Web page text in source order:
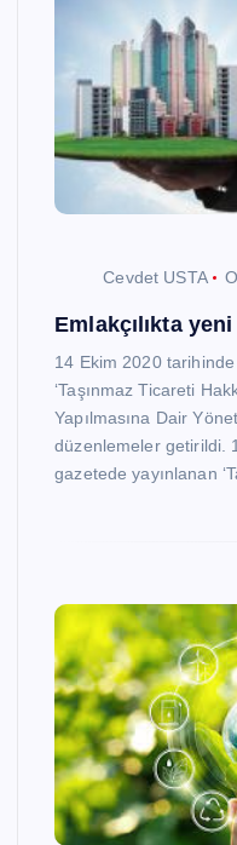
Cevdet USTA
Emlakçılıkta
14 Ekim 2020
‘Taşınmaz Ticareti
Yapılmasına Dair
düzenlemeler getirildi.
gazetede yayınlanan